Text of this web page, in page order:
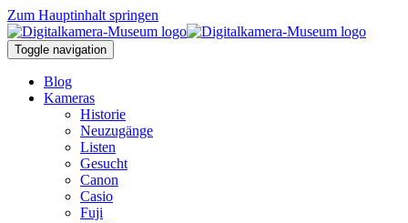
Zum Hauptinhalt springen
Toggle navigation
Blog
Kameras
Historie
Neuzugänge
Listen
Gesucht
Canon
Casio
Fuji